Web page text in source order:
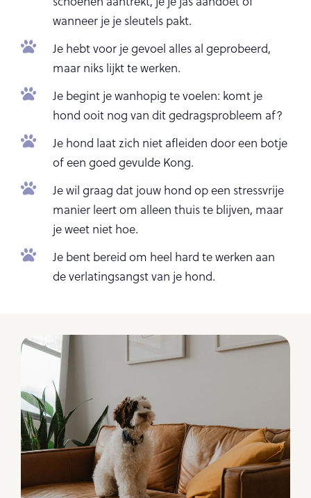
wanneer je je sleutels pakt.
Je hebt voor je gevoel alles al geprobeerd,
maar niks lijkt te werken.
Je begint je wanhopig te voelen: komt je
hond ooit nog van dit gedragsprobleem af?
Je hond laat zich niet afleiden door een botje
of een goed gevulde Kong.
Je wil graag dat jouw hond op een stressvrije
manier leert om alleen thuis te blijven, maar
je weet niet hoe.
Je bent bereid om heel hard te werken aan
de verlatingsangst van je hond.